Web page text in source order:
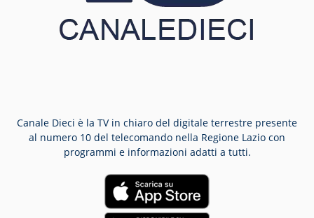
Canale Dieci è la TV in chiaro del digitale terrestre presente
al numero 10 del telecomando nella Regione Lazio con
programmi e informazioni adatti a tutti.